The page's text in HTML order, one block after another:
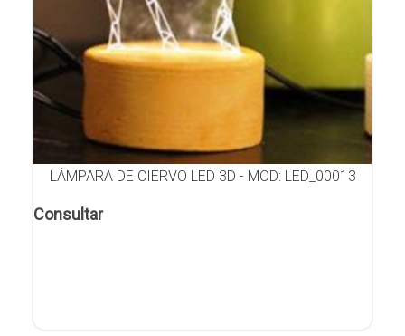
LÁMPARA DE CIERVO LED 3D - MOD: LED_00013
Consultar